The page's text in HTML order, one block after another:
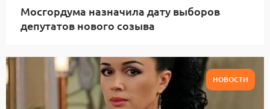
Мосгордума назначила дату выборов
депутатов нового созыва
НОВОСТИ